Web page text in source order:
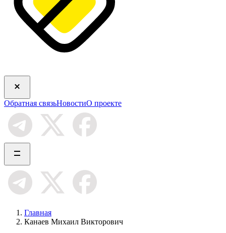
Обратная связьНовостиО проекте
Главная
Канаев Михаил Викторович